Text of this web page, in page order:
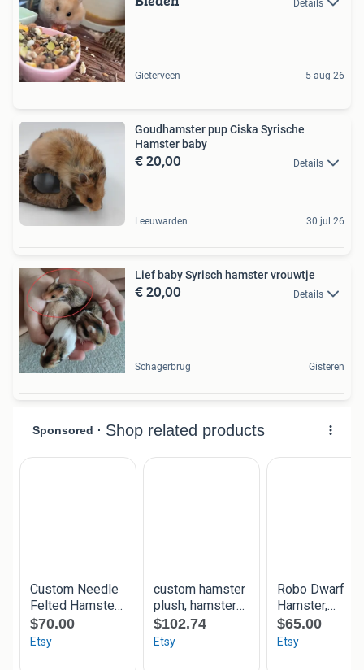
Details
Gieterveen 5 aug 26
Goudhamster pup Ciska Syrische
Hamster baby
€ 20,00 Details
Leeuwarden 30 jul 26
Lief baby Syrisch hamster vrouwtje
€ 20,00 Details
Schagerbrug Gisteren